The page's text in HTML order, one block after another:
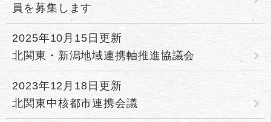
員を募集します
2025年10月15日更新
北関東・新潟地域連携軸推進協議会
2023年12月18日更新
北関東中核都市連携会議